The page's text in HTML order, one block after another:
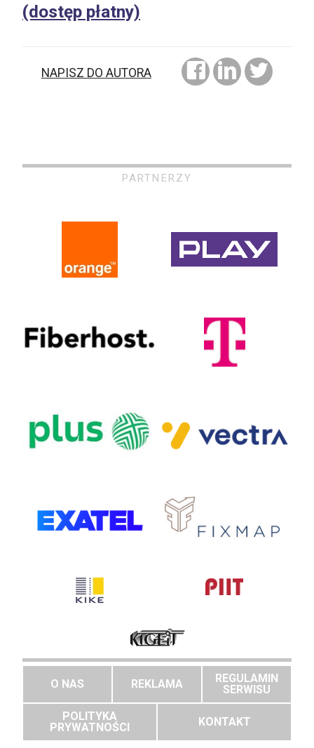
(dostęp płatny)
NAPISZ DO AUTORA
PARTNERZY
O NAS REKLAMA
REGULAMIN
SERWISU
POLITYKA
PRYWATNOŚCI
KONTAKT